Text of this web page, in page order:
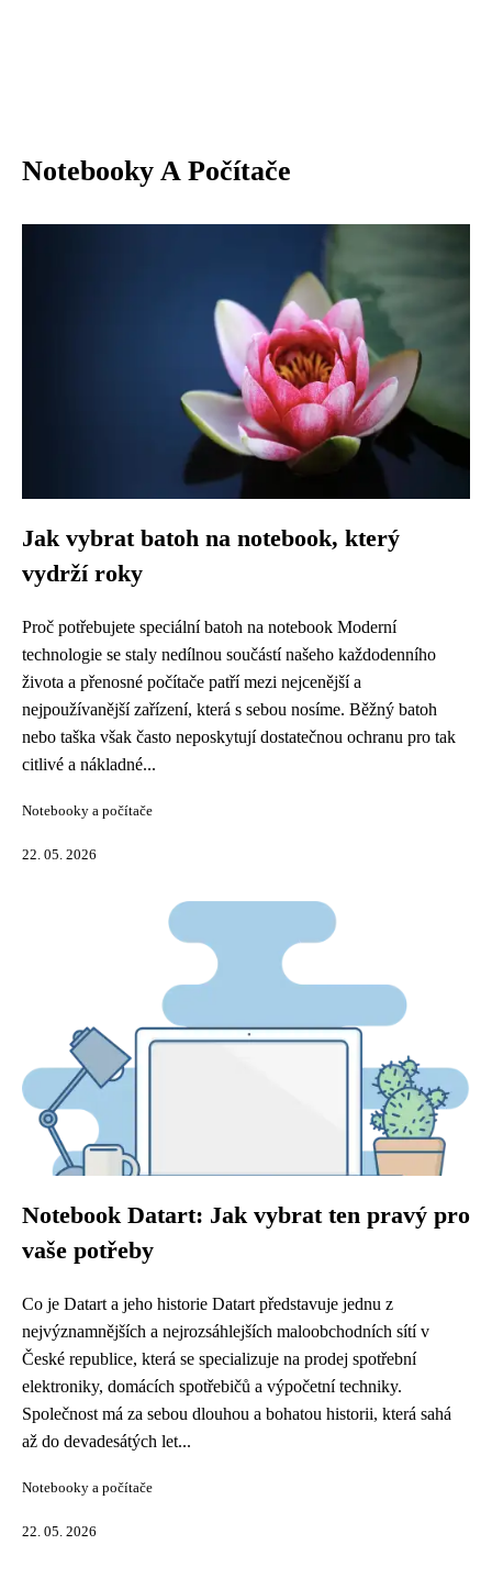
Notebooky A Počítače
Jak vybrat batoh na notebook, který
vydrží roky
Proč potřebujete speciální batoh na notebook Moderní
technologie se staly nedílnou součástí našeho každodenního
života a přenosné počítače patří mezi nejcenější a
nejpoužívanější zařízení, která s sebou nosíme. Běžný batoh
nebo taška však často neposkytují dostatečnou ochranu pro tak
citlivé a nákladné...
Notebooky a počítače
22. 05. 2026
Notebook Datart: Jak vybrat ten pravý pro
vaše potřeby
Co je Datart a jeho historie Datart představuje jednu z
nejvýznamnějších a nejrozsáhlejších maloobchodních sítí v
České republice, která se specializuje na prodej spotřební
elektroniky, domácích spotřebičů a výpočetní techniky.
Společnost má za sebou dlouhou a bohatou historii, která sahá
až do devadesátých let...
Notebooky a počítače
22. 05. 2026